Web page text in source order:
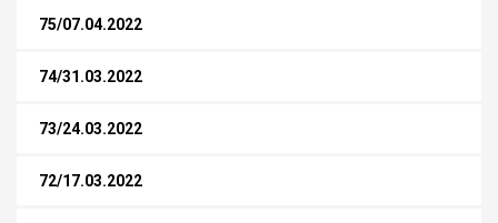
75/07.04.2022
74/31.03.2022
73/24.03.2022
72/17.03.2022